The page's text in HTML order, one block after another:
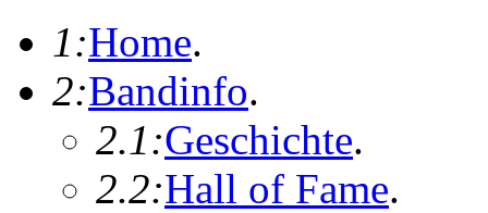
1:Home.
2:Bandinfo.
2.1:Geschichte.
2.2:Hall of Fame.